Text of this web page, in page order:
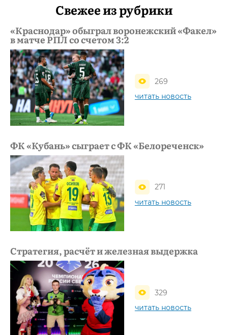
Свежее из рубрики
«Краснодар» обыграл воронежский «Факел»
в матче РПЛ со счетом 3:2
269
читать новость
ФК «Кубань» сыграет с ФК «Белореченск»
271
читать новость
Стратегия, расчёт и железная выдержка
329
читать новость